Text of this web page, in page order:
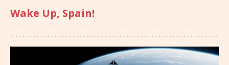
Wake Up, Spain!